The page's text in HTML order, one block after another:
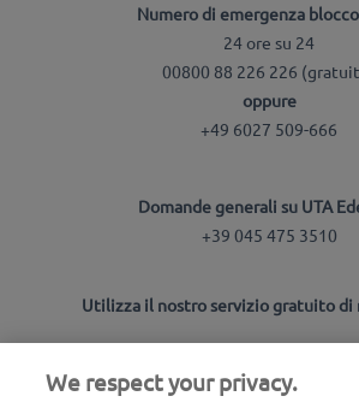
Numero di emergenza
24 ore su 24
00800 88 226 226
oppure
+49 6027 509-666
Domande generali su UTA
+39 045 475 3510
Utilizza il nostro servizio gratuito di
UTA Stationsfinder
We respect your privacy.